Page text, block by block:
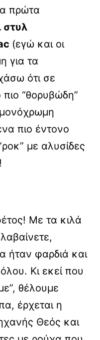
πρώτα
στυλ
(εγώ και οι
για τα
ότι σε
“θορυβώδη”
πιο έντονο
με αλυσίδες
Με τα κιλά
ήταν φαρδιά και
Κι εκεί που
θέλουμε
έρχεται η
Θεός και